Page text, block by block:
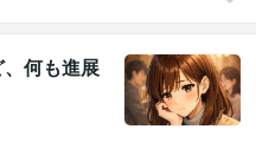
何も進展